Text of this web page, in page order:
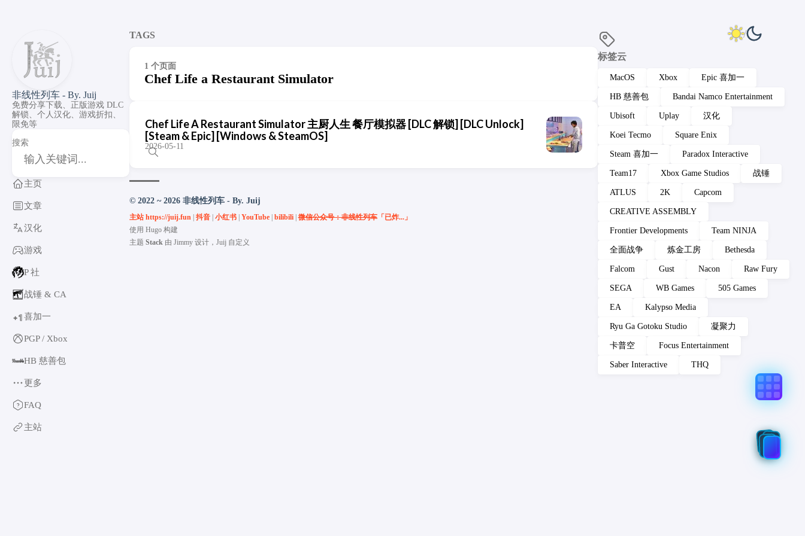
非线性列车 - By. Juij
免费分享下载、正版游戏 DLC
解锁、个人汉化、游戏折扣、
限免等
搜索
主页
文章
汉化
游戏
P 社
战锤 & CA
+1喜加一
PGP / Xbox
HB 慈善包
更多
FAQ
主站
标签云
MacOS Xbox Epic 喜加一
HB 慈善包 Bandai Namco Entertainment
Ubisoft Uplay 汉化
Koei Tecmo Square Enix
Steam 喜加一 Paradox Interactive
Team17 Xbox Game Studios 战锤
ATLUS 2K Capcom
CREATIVE ASSEMBLY
Frontier Developments Team NINJA
全面战争 炼金工房 Bethesda
Falcom Gust Nacon Raw Fury
SEGA WB Games 505 Games
EA Kalypso Media
Ryu Ga Gotoku Studio 凝聚力
卡普空 Focus Entertainment
Saber Interactive THQ
TAGS
1 个页面
Chef Life a Restaurant Simulator
Chef Life A Restaurant Simulator 主厨人生 餐厅模拟器 [DLC 解锁] [DLC Unlock]
[Steam & Epic] [Windows & SteamOS]
2026-05-11
© 2022 ~ 2026 非线性列车 - By. Juij
主站 https://juij.fun| 抖音| 小红书| YouTube| bilibili|微信公众号：非线性列车「已炸...」
使用 Hugo构建
主题 Stack由 Jimmy设计，Juij 自定义